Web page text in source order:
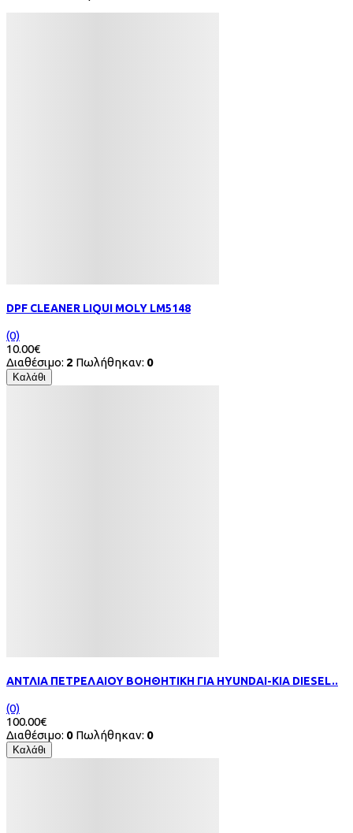
DPF CLEANER LIQUI MOLY LM5148
(0)
10.00€
Διαθέσιμο: 2 Πωλήθηκαν: 0
Καλάθι
ΑΝΤΛIA ΠΕΤΡΕΛΑΙΟΥ ΒΟΗΘΗΤΙΚΗ ΓΙΑ HYUNDAI-KIA DIESEL..
(0)
100.00€
Διαθέσιμο: 0 Πωλήθηκαν: 0
Καλάθι